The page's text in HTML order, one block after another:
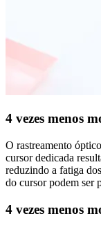
4 vezes menos
O rastreamento
cursor dedicada
reduzindo a fatiga
do cursor podem ser
4 vezes menos